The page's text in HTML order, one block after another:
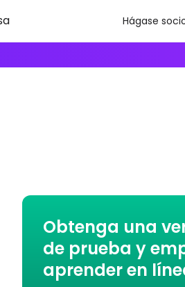
Hágase
Obtenga una
de prueba y
aprender en